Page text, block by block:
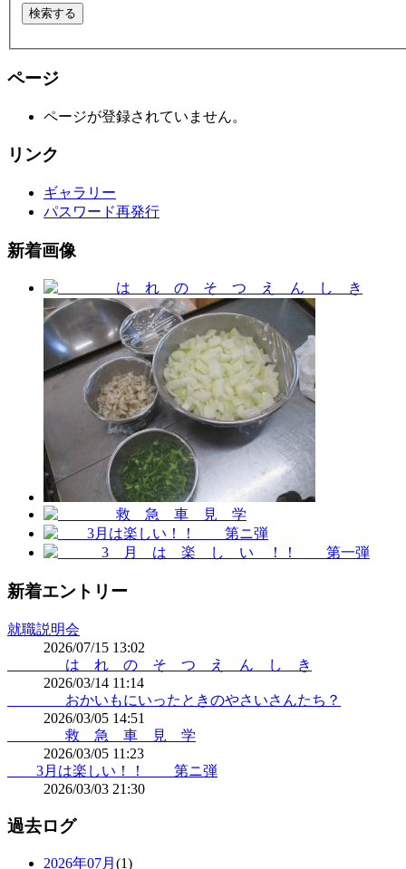
ページ
ページが登録されていません。
リンク
ギャラリー
パスワード再発行
新着画像
新着エントリー
就職説明会
2026/07/15 13:02
は れ の そ つ え ん し き
2026/03/14 11:14
おかいもにいったときのやさいさんたち？
2026/03/05 14:51
救 急 車 見 学
2026/03/05 11:23
3月は楽しい！！ 第ニ弾
2026/03/03 21:30
過去ログ
2026年07月 (1)